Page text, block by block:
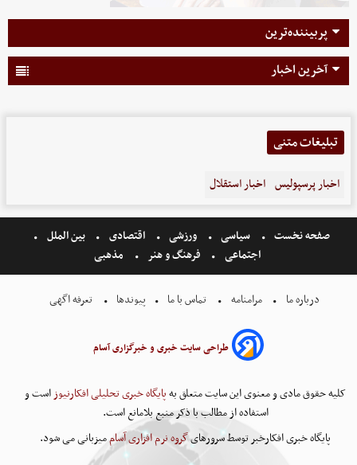
پربیننده‌ترین
آخرین اخبار
تبلیغات متنی
اخبار پرسپولیس اخبار استقلال
صفحه نخست سیاسی ورزشی اقتصادی
بین الملل
اجتماعی
فرهنگ و هنر مذهبی
درباره ما مرامنامه تماس با ما پیوندها تعرفه اگهی
طراحی سایت خبری و خبرگزاری آسام
کلیه حقوق مادی و معنوی این سایت متعلق بهپایگاه خبری تحلیلی افکارنیوزاست و
استفاده از مطالب با ذکر منبع بلامانع است.
پایگاه خبری افکارخبر توسط سرورهایگروه نرم افزاری آساممیزبانی می شود.